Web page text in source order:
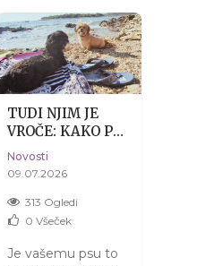
TUDI NJIM JE
VROČE: KAKO PSU
POMAGATI
PREŽIVETI
DRAME
Novosti
09.07.2026
313 Ogledi
0 Všeček
Je vašemu psu to